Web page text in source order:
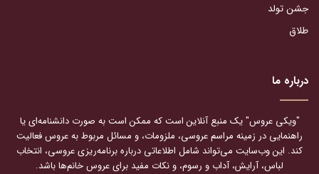
جشن تولد
طلاق
درباره ما
"ویکی عروس" یک منبع آنلاین است که ممکن است به صورت دانشنامه‌ای یا
راهنمایی در زمینه مراسم عروسی، ملزومات، و مسائل مربوط به عروس فعالیت
کند. این وب‌سایت می‌تواند شامل اطلاعاتی درباره برنامه‌ریزی عروسی، انتخاب
لباس، آرایش، آداب و رسوم، و نکات مفید برای عروس خانم‌ها باشد.